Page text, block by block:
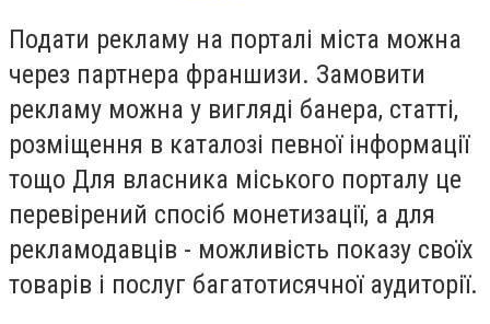
Подати рекламу на порталі міста можна
через партнера франшизи. Замовити
рекламу можна у вигляді банера, статті,
розміщення в каталозі певної інформації
тощо Для власника міського порталу це
перевірений спосіб монетизації, а для
рекламодавців - можливість показу своїх
товарів і послуг багатотисячної аудиторії.